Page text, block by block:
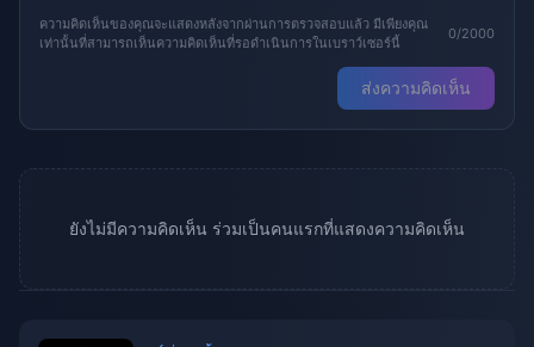
ความคิดเห็นของคุณจะแสดงหลังจากผ่านการตรวจสอบแล้ว มีเพียงคุณ
เท่านั้นที่สามารถเห็นความคิดเห็นที่รอดำเนินการในเบราว์เซอร์นี้
0/2000
ส่งความคิดเห็น
ยังไม่มีความคิดเห็น ร่วมเป็นคนแรกที่แสดงความคิดเห็น